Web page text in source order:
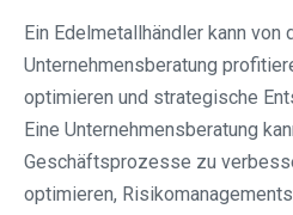
Ein Edelmetallhändler kann von
Unternehmensberatung
optimieren und strategische
Eine Unternehmensberatung
Geschäftsprozesse zu
optimieren,